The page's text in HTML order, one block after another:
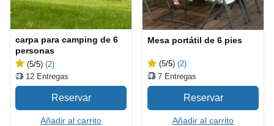
carpa para camping de 6
personas
(5/5) (2)
12 Entregas
Añadir al carrito
Mesa portátil de 6 pies
(5/5) (2)
7 Entregas
Añadir al carrito